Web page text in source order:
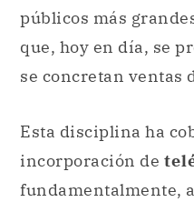
públicos más
que, hoy en día, se
se concretan ventas
Esta disciplina ha
incorporación de
fundamentalmente,